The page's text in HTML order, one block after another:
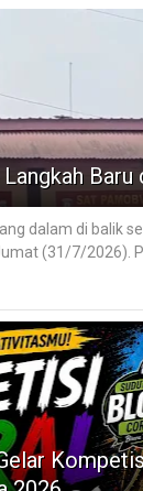
Baru
dalam di balik
(31/7/2026).